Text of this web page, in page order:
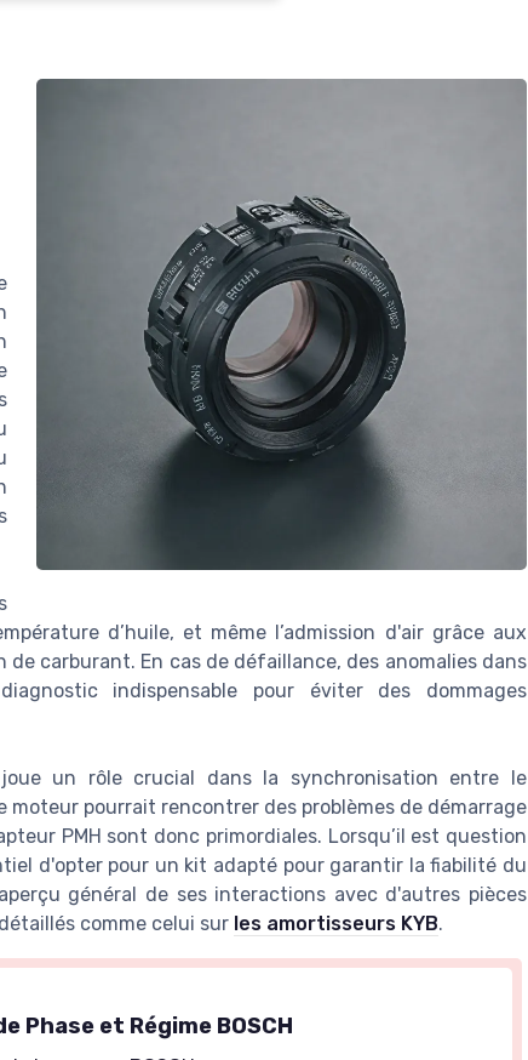
d’huile, et même l’admission d'air grâce aux
carburant. En cas de défaillance, des anomalies dans
indispensable pour éviter des dommages
un rôle crucial dans la synchronisation entre le
moteur pourrait rencontrer des problèmes de démarrage
PMH sont donc primordiales. Lorsqu’il est question
d'opter pour un kit adapté pour garantir la fiabilité du
général de ses interactions avec d'autres pièces
comme celui sur les amortisseurs KYB.
Phase et Régime BOSCH